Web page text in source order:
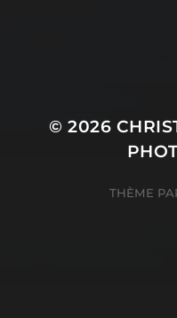
© 2026
THÈME